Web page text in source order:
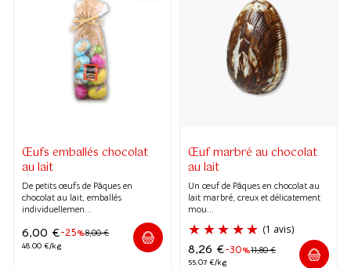
Œufs emballés chocolat
au lait
De petits œufs de Pâques en
chocolat au lait, emballés
individuellemen...
-25%8,00€
6,00 €
48.00 €/kg
Œuf marbré au chocolat
au lait
Un œuf de Pâques en chocolat au
lait marbré, creux et délicatement
mou...
-30%11,80€
8,26 €
55.07 €/kg